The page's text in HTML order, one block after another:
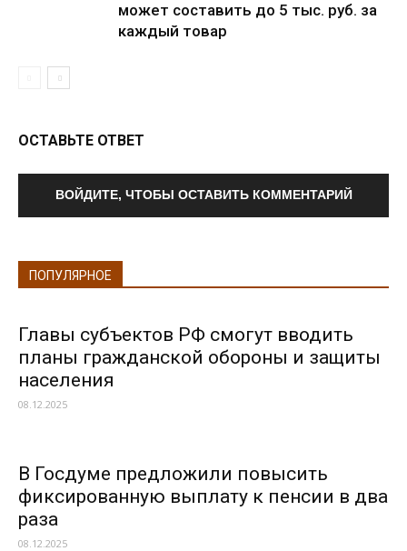
может составить до 5 тыс. руб. за
каждый товар
ОСТАВЬТЕ ОТВЕТ
ВОЙДИТЕ, ЧТОБЫ ОСТАВИТЬ КОММЕНТАРИЙ
ПОПУЛЯРНОЕ
Главы субъектов РФ смогут вводить
планы гражданской обороны и защиты
населения
08.12.2025
В Госдуме предложили повысить
фиксированную выплату к пенсии в два
раза
08.12.2025